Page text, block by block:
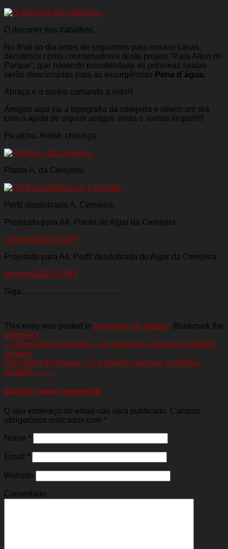
O decorrer dos trabalhos.
No final do dia antes de seguirmos para nossas casas,
decidimos como coordenadores deste projeto “Para Além do
Parque”, que havendo possibilidade as próximas saídas
serão direcionadas para as exsurgências Pena d´água.
Abraço e o sonho comanda a vida!!!
Amigos aqui vai a topografia da cerejeira e olhem um dia
com a ajuda de alguns amigos ainda o vamos limpar!!!!!
Picatchu, André, chouriço.
Planta A. da Cerejeira.
Perfil desdobrado A. Cerejeira.
Projetado para A4, Planta do Algar da Cerejeira:
cerejeira20130106P
Projetado para A4, Perfil desdobrado do Algar da Cerejeira:
cerejeira20130106S
Siga………………………………
This entry was posted in Para além do parque. Bookmark the
permalink.
← Para Além do Parque – Os pequenos (Algares) também
contam.
Para Além do Parque – O trabalho avança e a partilha
também…. →
Deixar uma resposta
O seu endereço de email não será publicado. Campos
obrigatórios marcados com *
Nome *
Email *
Website
Comentário